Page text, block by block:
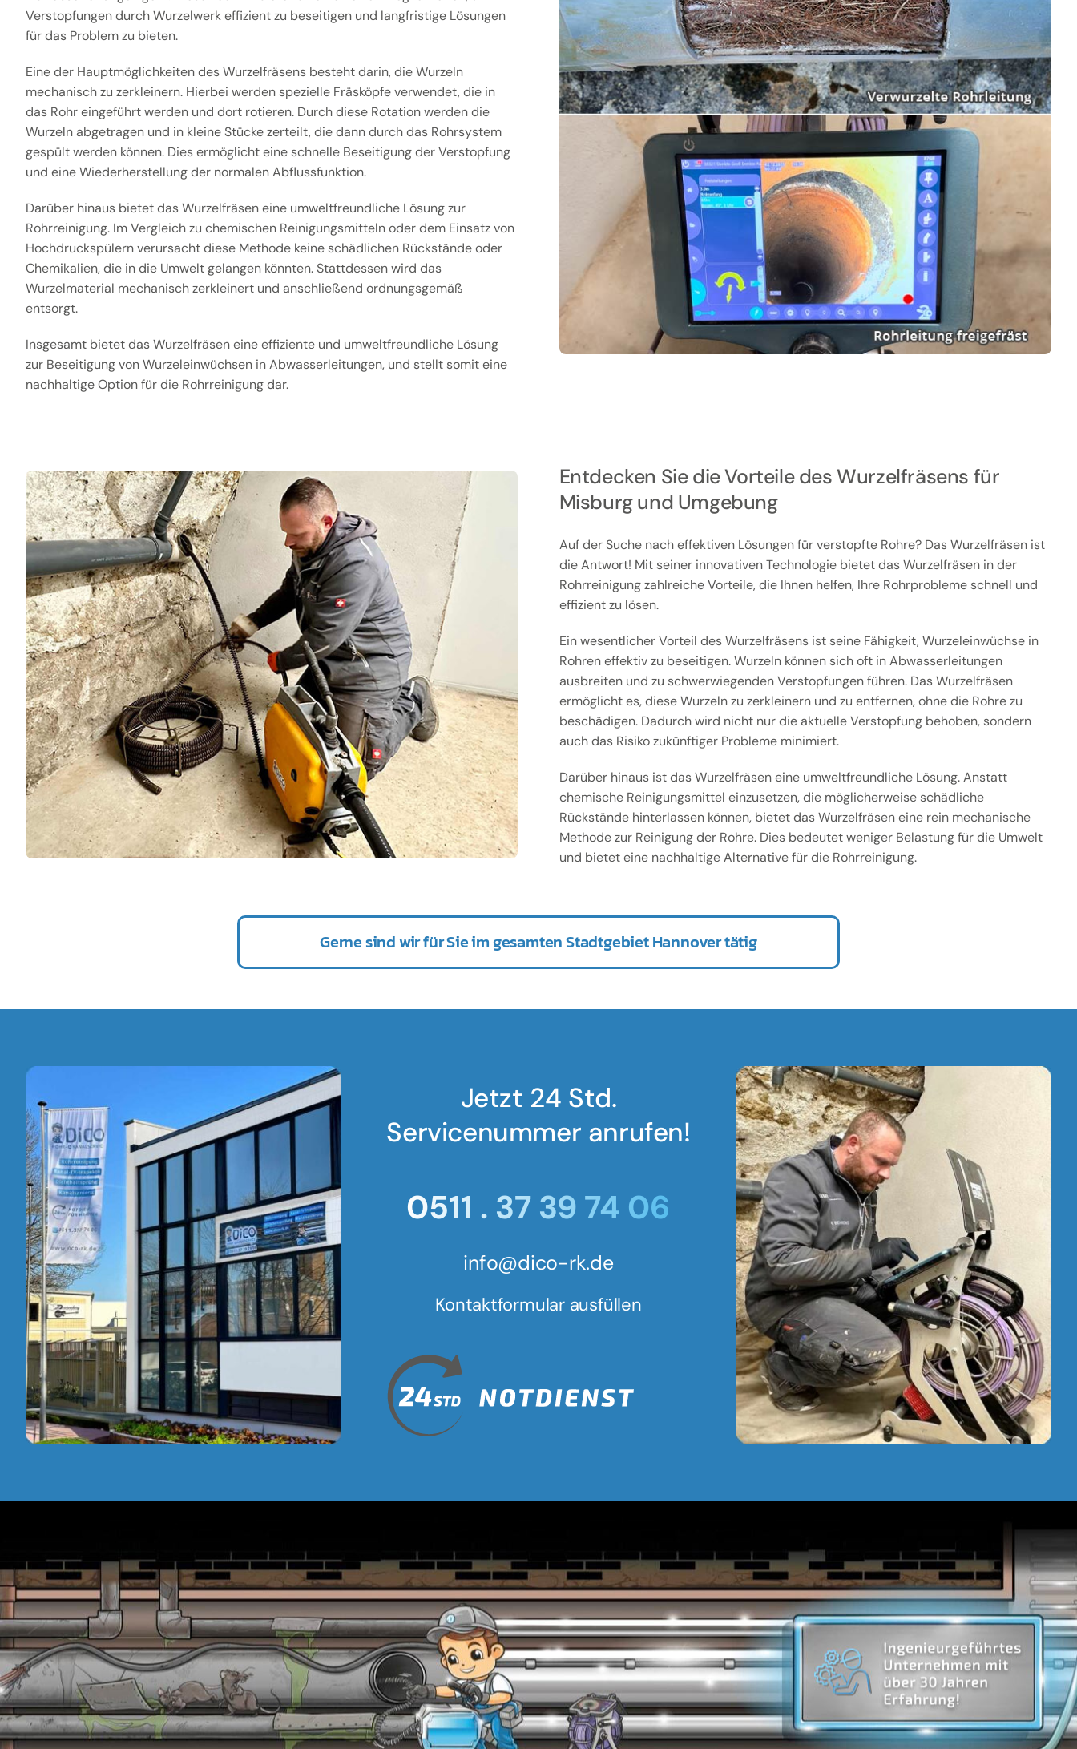
Verstopfungen durch Wurzelwerk effizient zu beseitigen und langfristige Lösungen
für das Problem zu bieten.
Eine der Hauptmöglichkeiten des Wurzelfräsens besteht darin, die Wurzeln
mechanisch zu zerkleinern. Hierbei werden spezielle Fräsköpfe verwendet, die in
das Rohr eingeführt werden und dort rotieren. Durch diese Rotation werden die
Wurzeln abgetragen und in kleine Stücke zerteilt, die dann durch das Rohrsystem
gespült werden können. Dies ermöglicht eine schnelle Beseitigung der Verstopfung
und eine Wiederherstellung der normalen Abflussfunktion.
Darüber hinaus bietet das Wurzelfräsen eine umweltfreundliche Lösung zur
Rohrreinigung. Im Vergleich zu chemischen Reinigungsmitteln oder dem Einsatz von
Hochdruckspülern verursacht diese Methode keine schädlichen Rückstände oder
Chemikalien, die in die Umwelt gelangen könnten. Stattdessen wird das
Wurzelmaterial mechanisch zerkleinert und anschließend ordnungsgemäß
entsorgt.
Insgesamt bietet das Wurzelfräsen eine effiziente und umweltfreundliche Lösung
zur Beseitigung von Wurzeleinwüchsen in Abwasserleitungen, und stellt somit eine
nachhaltige Option für die Rohrreinigung dar.
Entdecken Sie die Vorteile des Wurzelfräsens für
Misburg und Umgebung
Auf der Suche nach effektiven Lösungen für verstopfte Rohre? Das Wurzelfräsen ist
die Antwort! Mit seiner innovativen Technologie bietet das Wurzelfräsen in der
Rohrreinigung zahlreiche Vorteile, die Ihnen helfen, Ihre Rohrprobleme schnell und
effizient zu lösen.
Ein wesentlicher Vorteil des Wurzelfräsens ist seine Fähigkeit, Wurzeleinwüchse in
Rohren effektiv zu beseitigen. Wurzeln können sich oft in Abwasserleitungen
ausbreiten und zu schwerwiegenden Verstopfungen führen. Das Wurzelfräsen
ermöglicht es, diese Wurzeln zu zerkleinern und zu entfernen, ohne die Rohre zu
beschädigen. Dadurch wird nicht nur die aktuelle Verstopfung behoben, sondern
auch das Risiko zukünftiger Probleme minimiert.
Darüber hinaus ist das Wurzelfräsen eine umweltfreundliche Lösung. Anstatt
chemische Reinigungsmittel einzusetzen, die möglicherweise schädliche
Rückstände hinterlassen können, bietet das Wurzelfräsen eine rein mechanische
Methode zur Reinigung der Rohre. Dies bedeutet weniger Belastung für die Umwelt
und bietet eine nachhaltige Alternative für die Rohrreinigung.
Gerne sind wir für Sie im gesamten Stadtgebiet Hannover tätig
Jetzt 24 Std.
Servicenummer anrufen!
0511 . 37 39 74 06
info@dico-rk.de
Kontaktformular ausfüllen